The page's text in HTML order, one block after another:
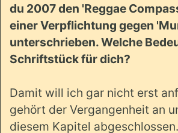
du 2007 den 'Reggae
einer Verpflichtung gegen
unterschrieben. Welche
Schriftstück für dich?
Damit will ich gar nicht erst
gehört der Vergangenheit an
diesem Kapitel